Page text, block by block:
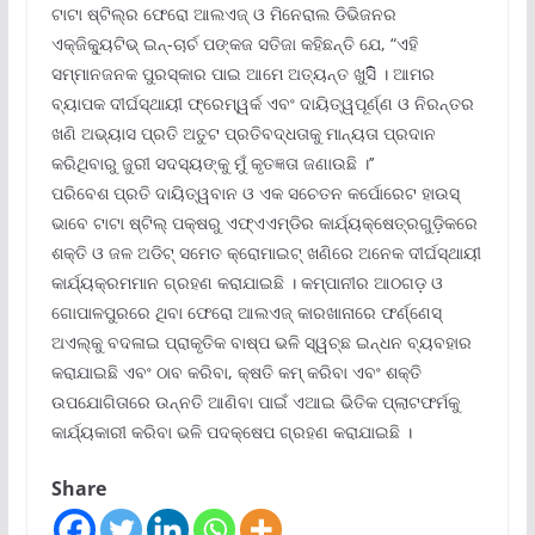
ଟାଟା ଷ୍ଟିଲ୍‌ର ଫେରୋ ଆଲଏଜ୍ ଓ ମିନେରାଲ ଡିଭିଜନର
ଏକ୍‌ଜିକ୍ୟୁଟିଭ୍ ଇନ୍‌-ଚାର୍ଚ ପଙ୍କଜ ସତିଜା କହିଛନ୍ତି ଯେ, “ଏହି
ସମ୍ମାନଜନକ ପୁରସ୍କାର ପାଇ ଆମେ ଅତ୍ୟନ୍ତ ଖୁସିିିି । ଆମର
ବ୍ୟାପକ ଦୀର୍ଘସ୍ଥାୟୀ ଫ୍ରେମ୍‌ୱର୍କ ଏବଂ ଦାୟିତ୍ୱପୂର୍ଣ୍ଣ ଓ ନିରନ୍ତର
ଖଣି ଅଭ୍ୟାସ ପ୍ରତି ଅତୁଟ ପ୍ରତିବଦ୍ଧତାକୁ ମାନ୍ୟତା ପ୍ରଦାନ
କରିଥିବାରୁ ଜୁରୀ ସଦସ୍ୟଙ୍କୁ ମୁଁ କୃତଜ୍ଞତା ଜଣାଉଛି ।’’
ପରିବେଶ ପ୍ରତି ଦାୟିତ୍ୱବାନ ଓ ଏକ ସଚେତନ କର୍ପୋରେଟ ହାଉସ୍
ଭାବେ ଟାଟା ଷ୍ଟିଲ୍ ପକ୍ଷରୁ ଏଫ୍‌ଏଏମ୍‌ଡିର କାର୍ଯ୍ୟକ୍ଷେତ୍ରଗୁଡ଼ିକରେ
ଶକ୍ତି ଓ ଜଳ ଅଡିଟ୍ ସମେତ କ୍ରୋମାଇଟ୍ ଖଣିରେ ଅନେକ ଦୀର୍ଘସ୍ଥାୟୀ
କାର୍ଯ୍ୟକ୍ରମମାନ ଗ୍ରହଣ କରାଯାଇଛି । କମ୍ପାନୀର ଆଠଗଡ଼ ଓ
ଗୋପାଳପୁରରେ ଥିବା ଫେରୋ ଆଲଏଜ୍ କାରଖାନାରେ ଫର୍ଣ୍ଣେସ୍
ଅଏଲ୍‌କୁ ବଦଳାଇ ପ୍ରାକୃତିକ ବାଷ୍ପ ଭଳି ସ୍ୱଚ୍ଛ ଇନ୍ଧନ ବ୍ୟବହାର
କରାଯାଇଛି ଏବଂ ଠାବ କରିବା, କ୍ଷତି କମ୍ କରିବା ଏବଂ ଶକ୍ତି
ଉପଯୋଗିତାରେ ଉନ୍ନତି ଆଣିବା ପାଇଁ ଏଆଇ ଭିତିକ ପ୍ଲାଟଫର୍ମକୁ
କାର୍ଯ୍ୟକାରୀ କରିବା ଭଳି ପଦକ୍ଷେପ ଗ୍ରହଣ କରାଯାଇଛି ।
Share